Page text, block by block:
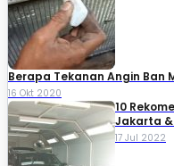
Berapa Tekanan Angin Ban
16 Okt 2020
10
Jakarta &
17 Jul 2022